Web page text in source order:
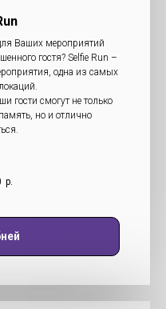
Ваших мероприятий
гостя? Selfie Run –
одна из самых
гости смогут не только
но и отлично
р.